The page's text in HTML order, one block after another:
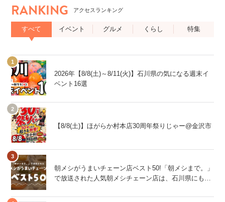
RANKING アクセスランキング
すべて イベント グルメ くらし 特集
2026年【8/8(土)～8/11(火)】石川県の気になる週末イ
ベント16選
【8/8(土)】ほがらか村本店30周年祭りじゃー@金沢市
朝メシがうまいチェーン店ベスト50!「朝メシまで。」
で放送された人気朝メシチェーン店は、石川県にもあ